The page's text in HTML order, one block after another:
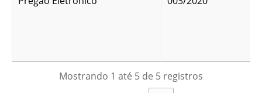
Mostrando 1 até 5 de 5 registros